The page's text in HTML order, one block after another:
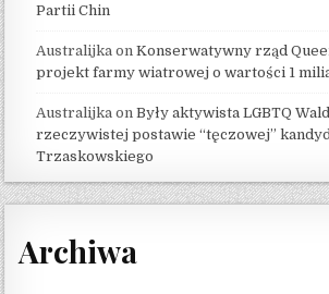
Partii Chin
Australijka onKonserwatywny rząd
projekt farmy wiatrowej o wartości 1
Australijka onByły aktywista LGBTQ
rzeczywistej postawie “tęczowej”
Trzaskowskiego
Archiwa